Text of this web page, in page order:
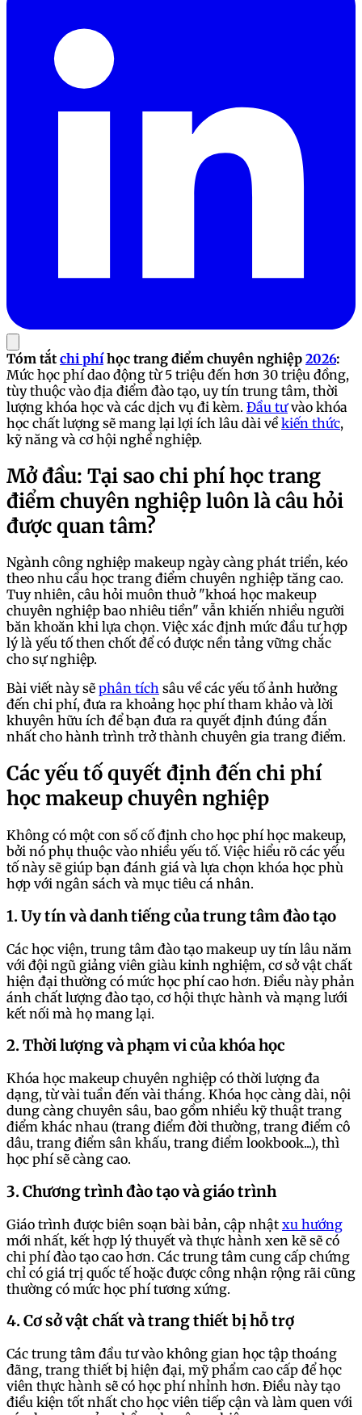
Tóm tắt chi phíhọc trang điểm chuyên nghiệp 2026:
Mức học phí dao động từ 5 triệu đến hơn 30 triệu đồng,
tùy thuộc vào địa điểm đào tạo, uy tín trung tâm, thời
lượng khóa học và các dịch vụ đi kèm. Đầu tưvào khóa
học chất lượng sẽ mang lại lợi ích lâu dài vềkiến thức,
kỹ năng và cơ hội nghề nghiệp.
Mở đầu: Tại sao chi phí học trang
điểm chuyên nghiệp luôn là câu hỏi
được quan tâm?
Ngành công nghiệp makeup ngày càng phát triển, kéo
theo nhu cầu học trang điểm chuyên nghiệp tăng cao.
Tuy nhiên, câu hỏi muôn thuở "khoá học makeup
chuyên nghiệp bao nhiêu tiền" vẫn khiến nhiều người
băn khoăn khi lựa chọn. Việc xác định mức đầu tư hợp
lý là yếu tố then chốt để có được nền tảng vững chắc
cho sự nghiệp.
Bài viết này sẽ phân tích sâu về các yếu tố ảnh hưởng
đến chi phí, đưa ra khoảng học phí tham khảo và lời
khuyên hữu ích để bạn đưa ra quyết định đúng đắn
nhất cho hành trình trở thành chuyên gia trang điểm.
Các yếu tố quyết định đến chi phí
học makeup chuyên nghiệp
Không có một con số cố định cho học phí học makeup,
bởi nó phụ thuộc vào nhiều yếu tố. Việc hiểu rõ các yếu
tố này sẽ giúp bạn đánh giá và lựa chọn khóa học phù
hợp với ngân sách và mục tiêu cá nhân.
1. Uy tín và danh tiếng của trung tâm đào tạo
Các học viện, trung tâm đào tạo makeup uy tín lâu năm
với đội ngũ giảng viên giàu kinh nghiệm, cơ sở vật chất
hiện đại thường có mức học phí cao hơn. Điều này phản
ánh chất lượng đào tạo, cơ hội thực hành và mạng lưới
kết nối mà họ mang lại.
2. Thời lượng và phạm vi của khóa học
Khóa học makeup chuyên nghiệp có thời lượng đa
dạng, từ vài tuần đến vài tháng. Khóa học càng dài, nội
dung càng chuyên sâu, bao gồm nhiều kỹ thuật trang
điểm khác nhau (trang điểm đời thường, trang điểm cô
dâu, trang điểm sân khấu, trang điểm lookbook...), thì
học phí sẽ càng cao.
3. Chương trình đào tạo và giáo trình
Giáo trình được biên soạn bài bản, cập nhật xu hướng
mới nhất, kết hợp lý thuyết và thực hành xen kẽ sẽ có
chi phí đào tạo cao hơn. Các trung tâm cung cấp chứng
chỉ có giá trị quốc tế hoặc được công nhận rộng rãi cũng
thường có mức học phí tương xứng.
4. Cơ sở vật chất và trang thiết bị hỗ trợ
Các trung tâm đầu tư vào không gian học tập thoáng
đãng, trang thiết bị hiện đại, mỹ phẩm cao cấp để học
viên thực hành sẽ có học phí nhỉnh hơn. Điều này tạo
điều kiện tốt nhất cho học viên tiếp cận và làm quen với